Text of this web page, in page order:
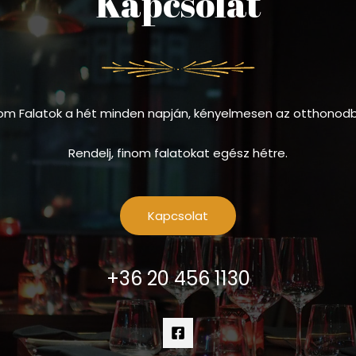
Falatok a hét minden napján, kényelmesen az
Rendelj, finom falatokat egész hétre.
Kapcsolat
+36 20 456 1130